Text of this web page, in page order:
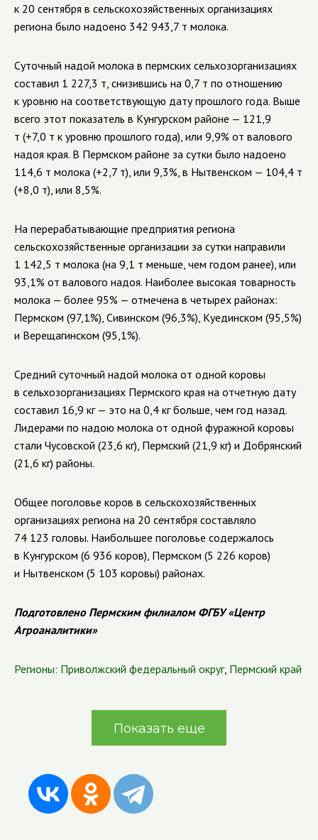
к 20 сентября в сельскохозяйственных организациях
региона было надоено 342 943,7 т молока.
Суточный надой молока в пермских сельхозорганизациях
составил 1 227,3 т, снизившись на 0,7 т по отношению
к уровню на соответствующую дату прошлого года. Выше
всего этот показатель в Кунгурском районе — 121,9
т (+7,0 т к уровню прошлого года), или 9,9% от валового
надоя края. В Пермском районе за сутки было надоено
114,6 т молока (+2,7 т), или 9,3%, в Нытвенском — 104,4 т
(+8,0 т), или 8,5%.
На перерабатывающие предприятия региона
сельскохозяйственные организации за сутки направили
1 142,5 т молока (на 9,1 т меньше, чем годом ранее), или
93,1% от валового надоя. Наиболее высокая товарность
молока — более 95% — отмечена в четырех районах:
Пермском (97,1%), Сивинском (96,3%), Куединском (95,5%)
и Верещагинском (95,1%).
Средний суточный надой молока от одной коровы
в сельхозорганизациях Пермского края на отчетную дату
составил 16,9 кг — это на 0,4 кг больше, чем год назад.
Лидерами по надою молока от одной фуражной коровы
стали Чусовской (23,6 кг), Пермский (21,9 кг) и Добрянский
(21,6 кг) районы.
Общее поголовье коров в сельскохозяйственных
организациях региона на 20 сентября составляло
74 123 головы. Наибольшее поголовье содержалось
в Кунгурском (6 936 коров), Пермском (5 226 коров)
и Нытвенском (5 103 коровы) районах.
Подготовлено Пермским филиалом ФГБУ «Центр
Агроаналитики»
Регионы: Приволжский федеральный округ, Пермский край
Показать еще